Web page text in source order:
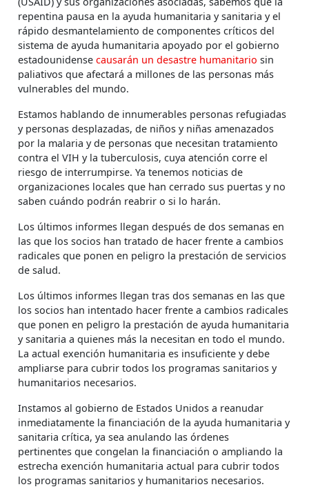
repentina pausa en la ayuda humanitaria y sanitaria y el
rápido desmantelamiento de componentes críticos del
sistema de ayuda humanitaria apoyado por el gobierno
estadounidense causarán un desastre humanitario sin
paliativos que afectará a millones de las personas más
vulnerables del mundo.
Estamos hablando de innumerables personas refugiadas
y personas desplazadas, de niños y niñas amenazados
por la malaria y de personas que necesitan tratamiento
contra el VIH y la tuberculosis, cuya atención corre el
riesgo de interrumpirse. Ya tenemos noticias de
organizaciones locales que han cerrado sus puertas y no
saben cuándo podrán reabrir o si lo harán.
Los últimos informes llegan después de dos semanas en
las que los socios han tratado de hacer frente a cambios
radicales que ponen en peligro la prestación de servicios
de salud.
Los últimos informes llegan tras dos semanas en las que
los socios han intentado hacer frente a cambios radicales
que ponen en peligro la prestación de ayuda humanitaria
y sanitaria a quienes más la necesitan en todo el mundo.
La actual exención humanitaria es insuficiente y debe
ampliarse para cubrir todos los programas sanitarios y
humanitarios necesarios.
Instamos al gobierno de Estados Unidos a reanudar
inmediatamente la financiación de la ayuda humanitaria y
sanitaria crítica, ya sea anulando las órdenes
pertinentes que congelan la financiación o ampliando la
estrecha exención humanitaria actual para cubrir todos
los programas sanitarios y humanitarios necesarios.